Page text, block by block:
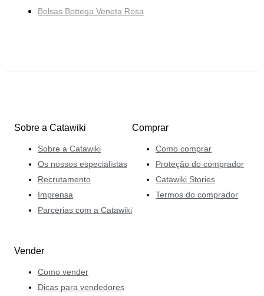
Bolsas Bottega Veneta Rosa
Sobre a Catawiki
Sobre a Catawiki
Os nossos especialistas
Recrutamento
Imprensa
Parcerias com a Catawiki
Comprar
Como comprar
Proteção do comprador
Catawiki Stories
Termos do comprador
Vender
Como vender
Dicas para vendedores